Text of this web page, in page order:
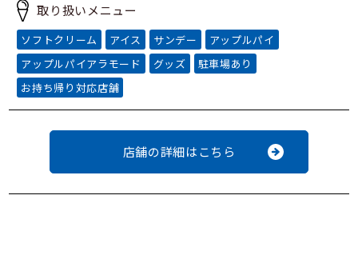
取り扱いメニュー
ソフトクリーム アイス サンデー
アップルパイ
アップルパイアラモード
グッズ
駐車場あり
お持ち帰り対応店舗
店舗の詳細はこちら